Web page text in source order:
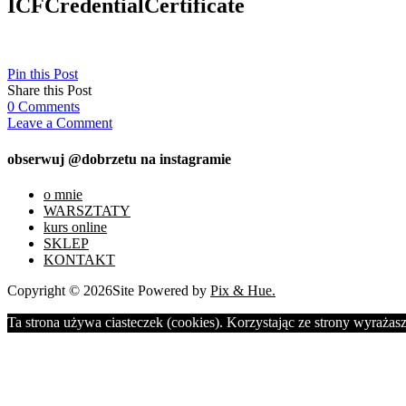
ICFCredentialCertificate
Pin this Post
Share this Post
0 Comments
Leave a Comment
obserwuj @dobrzetu na instagramie
o mnie
WARSZTATY
kurs online
SKLEP
KONTAKT
Copyright © 2026Site Powered by Pix & Hue.
Ta strona używa ciasteczek (cookies). Korzystając ze strony